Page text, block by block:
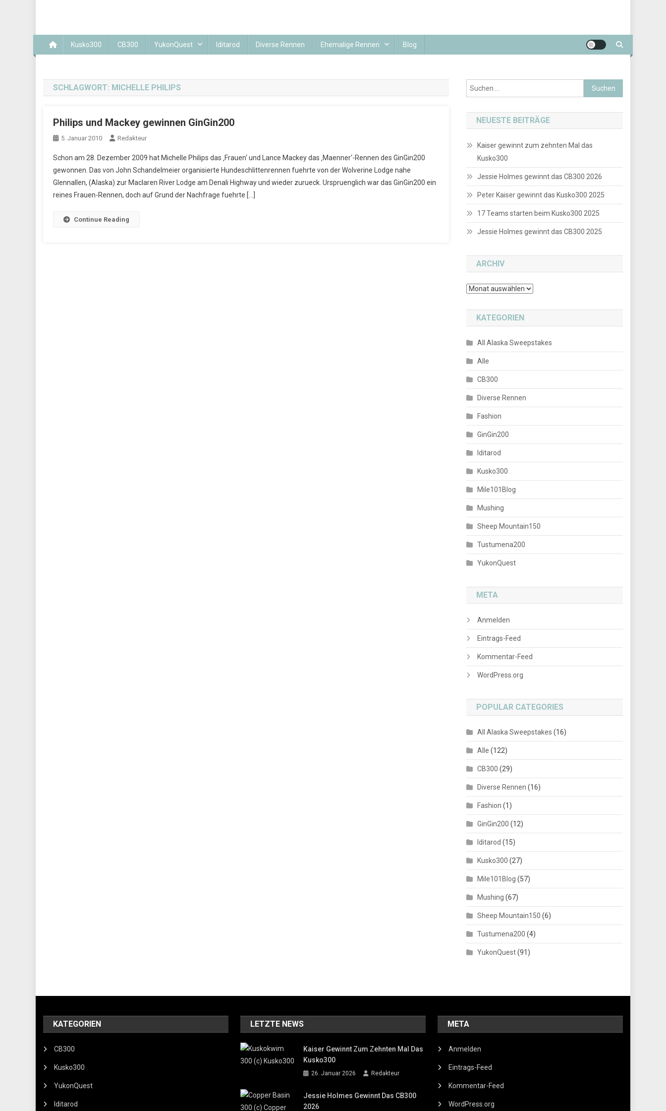
Kusko300 CB300 YukonQuest Iditarod Diverse Rennen Ehemalige Rennen Blog
SCHLAGWORT: MICHELLE PHILIPS
Philips und Mackey gewinnen GinGin200
5. Januar 2010 Redakteur
Schon am 28. Dezember 2009 hat Michelle Philips das ‚Frauen‘ und Lance Mackey das ‚Maenner‘-Rennen des GinGin200
gewonnen. Das von John Schandelmeier organisierte Hundeschlittenrennen fuehrte von der Wolverine Lodge nahe
Glennallen, (Alaska) zur Maclaren River Lodge am Denali Highway und wieder zurueck. Urspruenglich war das GinGin200 ein
reines Frauen-Rennen, doch auf Grund der Nachfrage fuehrte […]
Continue Reading
Suchen
nach:
NEUESTE BEITRÄGE
Kaiser gewinnt zum zehnten Mal das
Kusko300
Jessie Holmes gewinnt das CB300 2026
Peter Kaiser gewinnt das Kusko300 2025
17 Teams starten beim Kusko300 2025
Jessie Holmes gewinnt das CB300 2025
ARCHIV
Archiv
KATEGORIEN
All Alaska Sweepstakes
Alle
CB300
Diverse Rennen
Fashion
GinGin200
Iditarod
Kusko300
Mile101Blog
Mushing
Sheep Mountain150
Tustumena200
YukonQuest
META
Anmelden
Eintrags-Feed
Kommentar-Feed
WordPress.org
POPULAR CATEGORIES
All Alaska Sweepstakes (16)
Alle (122)
CB300 (29)
Diverse Rennen (16)
Fashion (1)
GinGin200 (12)
Iditarod (15)
Kusko300 (27)
Mile101Blog (57)
Mushing (67)
Sheep Mountain150 (6)
Tustumena200 (4)
YukonQuest(91)
KATEGORIEN
CB300
Kusko300
YukonQuest
Iditarod
LETZTE NEWS
Kaiser Gewinnt Zum Zehnten Mal Das
Kusko300
26. Januar 2026 Redakteur
Jessie Holmes Gewinnt Das CB300
2026
META
Anmelden
Eintrags-Feed
Kommentar-Feed
WordPress.org